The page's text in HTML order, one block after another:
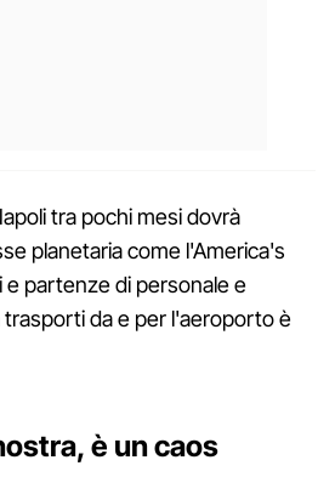
tra pochi mesi dovrà
planetaria come l'America's
e partenze di personale e
trasporti da e per l'aeroporto è
è un caos